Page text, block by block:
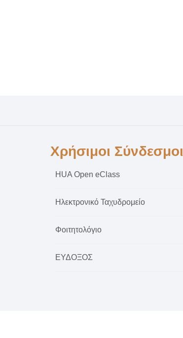
Χρήσιμοι Σύνδεσμοι
HUA Open eClass
Ηλεκτρονικό Ταχυδρομείο
Φοιτητολόγιο
ΕΥΔΟΞΟΣ